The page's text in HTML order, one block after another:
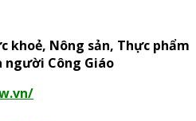
khoẻ, Nông sản, Thực phẩm
người Công Giáo